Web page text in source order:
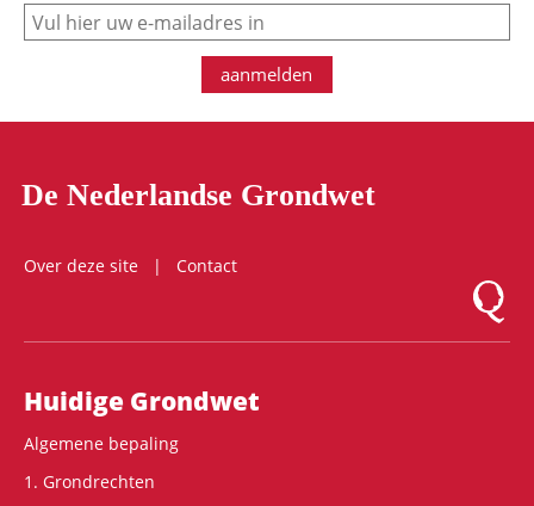
e-mail
aanmelden
De Nederlandse Grondwet
Over deze site
Contact
Logo
Hoofdnavigatie
Huidige Grondwet
Algemene bepaling
1. Grondrechten